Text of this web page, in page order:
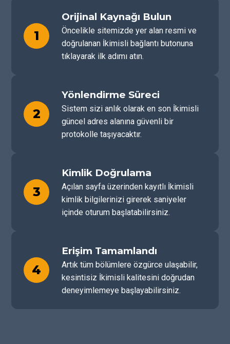
1
Orijinal Kaynağı Bulun
Öncelikle sitemizde yer alan resmi ve
doğrulanan İkimisli bağlantı butonuna
tıklayarak ilk adımı atın.
2
Yönlendirme Süreci
Sistem sizi anlık olarak en son İkimisli
güncel adres alanına güvenli bir
protokolle taşıyacaktır.
3
Kimlik Doğrulama
Açılan sayfa üzerinden kayıtlı İkimisli
kimlik bilgilerinizi girerek saniyeler
içinde oturum başlatabilirsiniz.
4
Erişim Tamamlandı
Artık tüm bölümlere özgürce ulaşabilir,
kesintisiz İkimisli kalitesini doğrudan
deneyimlemeye başlayabilirsiniz.